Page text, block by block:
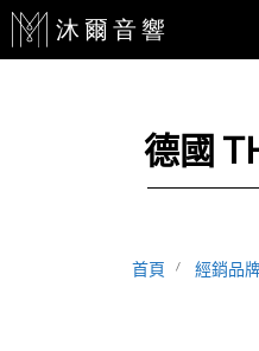
跳
至
德國
首頁 經銷品